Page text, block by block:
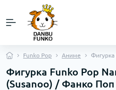
Funko Pop Аниме Фигурка
Фигурка Funko Pop
(Susanoo) / Фанко Поп